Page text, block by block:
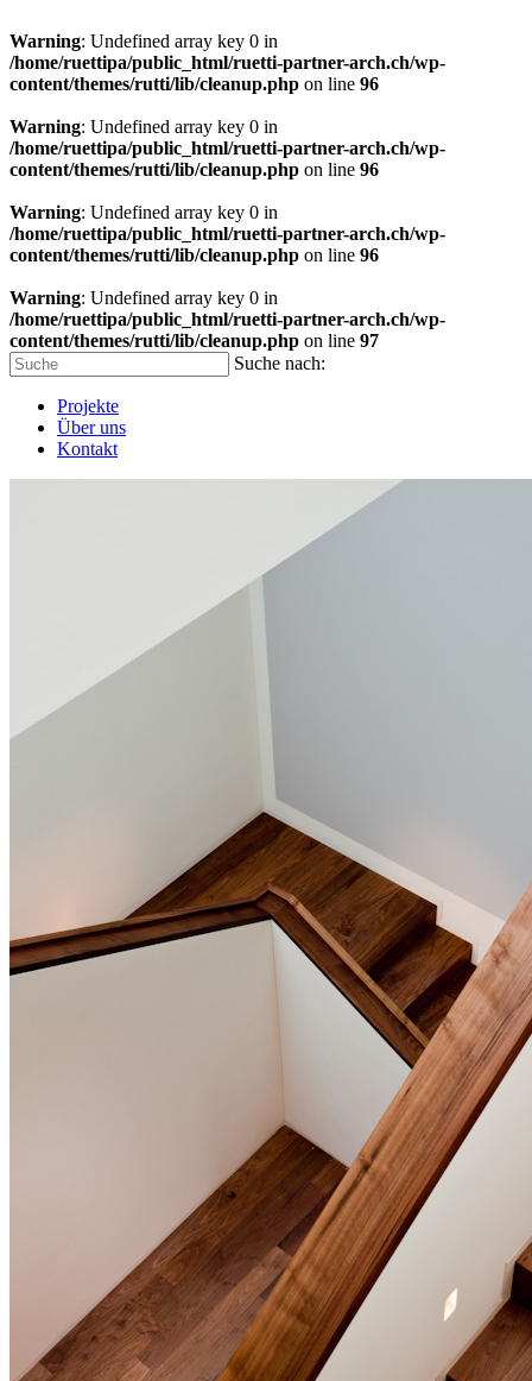
Warning: Undefined array key 0 in
/home/ruettipa/public_html/ruetti-partner-arch.ch/wp-
content/themes/rutti/lib/cleanup.php on line 96
Warning: Undefined array key 0 in
/home/ruettipa/public_html/ruetti-partner-arch.ch/wp-
content/themes/rutti/lib/cleanup.php on line 96
Warning: Undefined array key 0 in
/home/ruettipa/public_html/ruetti-partner-arch.ch/wp-
content/themes/rutti/lib/cleanup.php on line 96
Warning: Undefined array key 0 in
/home/ruettipa/public_html/ruetti-partner-arch.ch/wp-
content/themes/rutti/lib/cleanup.php on line 97
Suche nach:
Projekte
Über uns
Kontakt